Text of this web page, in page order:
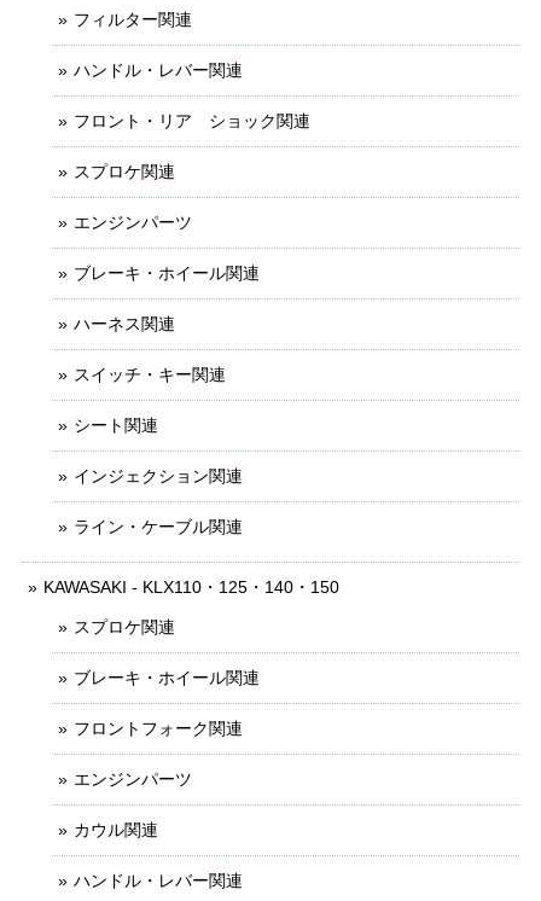
フィルター関連
ハンドル・レバー関連
フロント・リア ショック関連
スプロケ関連
エンジンパーツ
ブレーキ・ホイール関連
ハーネス関連
スイッチ・キー関連
シート関連
インジェクション関連
ライン・ケーブル関連
KAWASAKI - KLX110・125・140・150
スプロケ関連
ブレーキ・ホイール関連
フロントフォーク関連
エンジンパーツ
カウル関連
ハンドル・レバー関連